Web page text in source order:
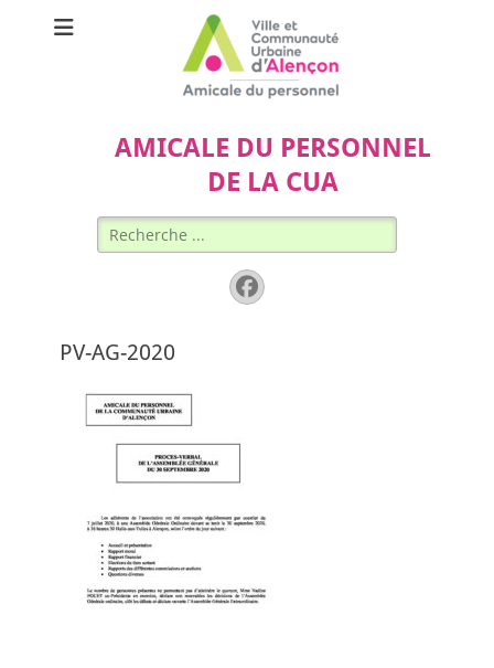
AMICALE DU PERSONNEL
DE LA CUA
Rechercher :
Facebook
PV-AG-2020